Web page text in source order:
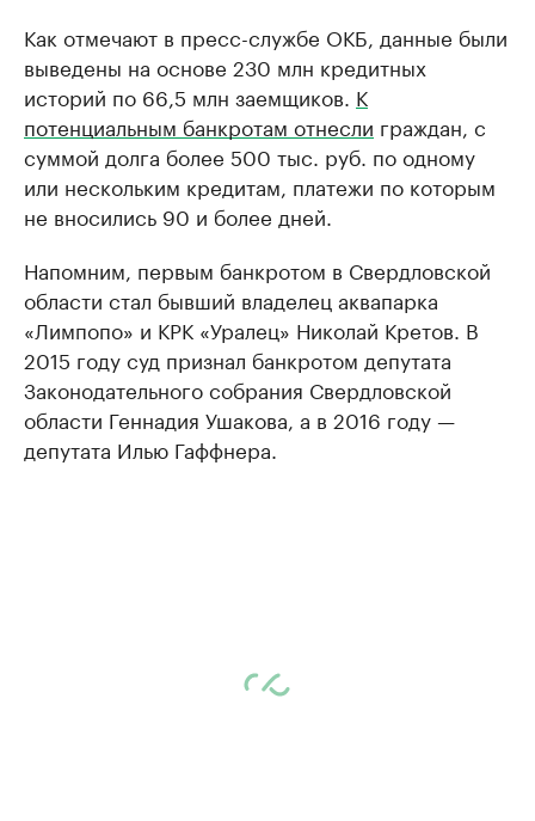
Как отмечают в пресс-службе ОКБ, данные были
выведены на основе 230 млн кредитных
историй по 66,5 млн заемщиков. К
потенциальным банкротам отнесли граждан, с
суммой долга более 500 тыс. руб. по одному
или нескольким кредитам, платежи по которым
не вносились 90 и более дней.
Напомним, первым банкротом в Свердловской
области стал бывший владелец аквапарка
«Лимпопо» и КРК «Уралец» Николай Кретов. В
2015 году суд признал банкротом депутата
Законодательного собрания Свердловской
области Геннадия Ушакова, а в 2016 году —
депутата Илью Гаффнера.